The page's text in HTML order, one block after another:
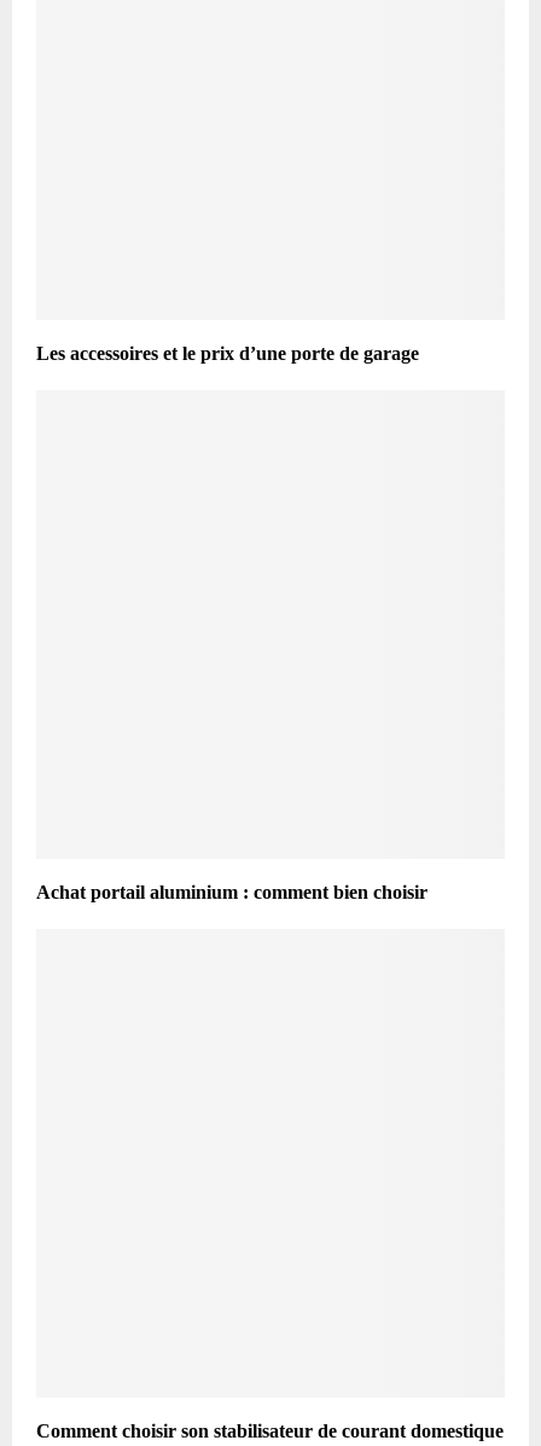
Les accessoires et le prix d’une porte de garage
Achat portail aluminium : comment bien choisir
Comment choisir son stabilisateur de courant domestique